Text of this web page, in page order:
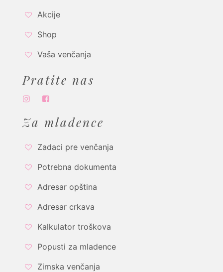
Akcije
Shop
Vaša venčanja
Pratite nas
Za mladence
Zadaci pre venčanja
Potrebna dokumenta
Adresar opština
Adresar crkava
Kalkulator troškova
Popusti za mladence
Zimska venčanja